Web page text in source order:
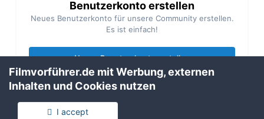
Benutzerkonto erstellen
Neues Benutzerkonto für unsere Community erstellen.
Es ist einfach!
Neues Benutzerkonto erstellen
Du hast bereits ein Benutzerkonto? Melde Dich hier an.
Filmvorführer.de mit Werbung, externen
Inhalten und Cookies nutzen
I accept